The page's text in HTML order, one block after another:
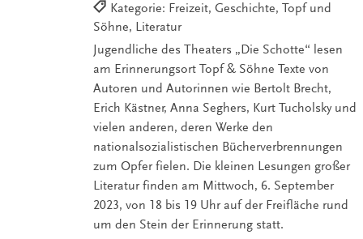
Kategorie: Freizeit, Geschichte, Topf und
Söhne, Literatur
Jugendliche des Theaters „Die Schotte“ lesen
am Erinnerungsort Topf & Söhne Texte von
Autoren und Autorinnen wie Bertolt Brecht,
Erich Kästner, Anna Seghers, Kurt Tucholsky und
vielen anderen, deren Werke den
nationalsozialistischen Bücherverbrennungen
zum Opfer fielen. Die kleinen Lesungen großer
Literatur finden am Mittwoch, 6. September
2023, von 18 bis 19 Uhr auf der Freifläche rund
um den Stein der Erinnerung statt.